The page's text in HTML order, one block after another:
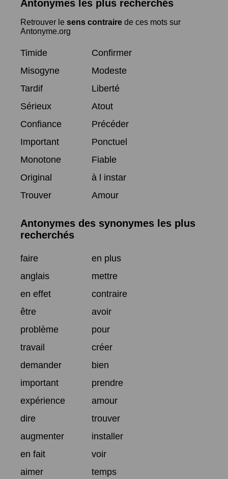
Antonymes les plus recherchés
Retrouver le sens contraire de ces mots sur
Antonyme.org
Timide
Confirmer
Misogyne
Modeste
Tardif
Liberté
Sérieux
Atout
Confiance
Précéder
Important
Ponctuel
Monotone
Fiable
Original
à l instar
Trouver
Amour
Antonymes des synonymes les plus
recherchés
faire
en plus
anglais
mettre
en effet
contraire
être
avoir
problème
pour
travail
créer
demander
bien
important
prendre
expérience
amour
dire
trouver
augmenter
installer
en fait
voir
aimer
temps